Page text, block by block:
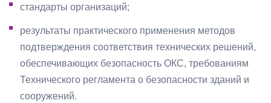
стандарты организаций;
результаты практического применения методов
подтверждения соответствия технических решений,
обеспечивающих безопасность ОКС, требованиям
Технического регламента о безопасности зданий и
сооружений.